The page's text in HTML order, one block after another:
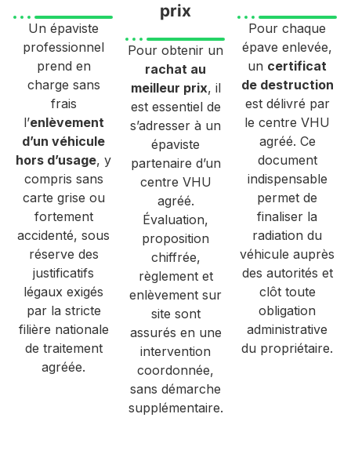
Un épaviste
professionnel
prend en
charge sans
frais
l’enlèvement
d’un véhicule
hors d’usage, y
compris sans
carte grise ou
fortement
accidenté, sous
réserve des
justificatifs
légaux exigés
par la stricte
filière nationale
de traitement
agréée.
prix
Pour obtenir un
rachat au
meilleur prix, il
est essentiel de
s’adresser à un
épaviste
partenaire d’un
centre VHU
agréé.
Évaluation,
proposition
chiffrée,
règlement et
enlèvement sur
site sont
assurés en une
intervention
coordonnée,
sans démarche
supplémentaire.
Pour chaque
épave enlevée,
un certificat
de destruction
est délivré par
le centre VHU
agréé. Ce
document
indispensable
permet de
finaliser la
radiation du
véhicule auprès
des autorités et
clôt toute
obligation
administrative
du propriétaire.